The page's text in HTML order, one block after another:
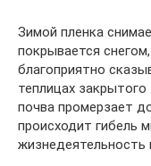
Зимой пленка
покрывается
благоприятно
теплицах
почва промерзает
происходит гибель
жизнедеятельность